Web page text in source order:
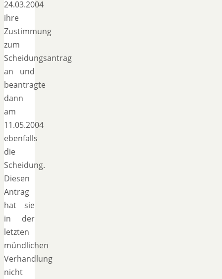
24.03.2004
ihre
Zustimmung
zum
Scheidungsantrag
an und
beantragte
dann
am
11.05.2004
ebenfalls
die
Scheidung.
Diesen
Antrag
hat sie
in der
letzten
mündlichen
Verhandlung
nicht